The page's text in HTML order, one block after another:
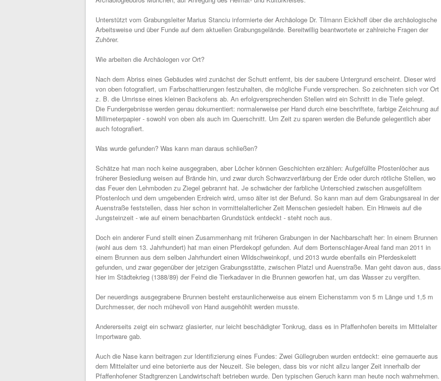
Unterstützt vom Grabungsleiter Marius Stanciu informierte der Archäologe Dr. Tilmann Eickhoff über die archäologische
Arbeitsweise und über Funde auf dem aktuellen Grabungsgelände. Bereitwillig beantwortete er zahlreiche Fragen der
Zuhörer.
Wie arbeiten die Archäologen vor Ort?
Nach dem Abriss eines Gebäudes wird zunächst der Schutt entfernt, bis der saubere Untergrund erscheint. Dieser wird
von oben fotografiert, um Farbschattierungen festzuhalten, die mögliche Funde versprechen. So zeichneten sich vor Ort
z. B. die Umrisse eines kleinen Backofens ab. An erfolgversprechenden Stellen wird ein Schnitt in die Tiefe gelegt.
Die Fundergebnisse werden genau dokumentiert: normalerweise per Hand durch eine beschriftete, farbige Zeichnung auf
Millimeterpapier - sowohl von oben als auch im Querschnitt. Um Zeit zu sparen werden die Befunde gelegentlich aber
auch fotografiert.
Was wurde gefunden? Was kann man daraus schließen?
Schätze hat man noch keine ausgegraben, aber Löcher können Geschichten erzählen: Aufgefüllte Pfostenlöcher aus
früherer Besiedlung weisen auf Brände hin, und zwar durch Schwarzverfärbung der Erde oder durch rötliche Stellen, wo
das Feuer den Lehmboden zu Ziegel gebrannt hat. Je schwächer der farbliche Unterschied zwischen ausgefülltem
Pfostenloch und dem umgebenden Erdreich wird, umso älter ist der Befund. So kann man auf dem Grabungsareal in der
Auenstraße feststellen, dass hier schon in vormittelalterlicher Zeit Menschen gesiedelt haben. Ein Hinweis auf die
Jungsteinzeit - wie auf einem benachbarten Grundstück entdeckt - steht noch aus.
Doch ein anderer Fund stellt einen Zusammenhang mit früheren Grabungen in der Nachbarschaft her: In einem Brunnen
(wohl aus dem 13. Jahrhundert) hat man einen Pferdekopf gefunden. Auf dem Bortenschlager-Areal fand man 2011 in
einem Brunnen aus dem selben Jahrhundert einen Wildschweinkopf, und 2013 wurde ebenfalls ein Pferdeskelett
gefunden, und zwar gegenüber der jetzigen Grabungsstätte, zwischen Platzl und Auenstraße. Man geht davon aus, dass
hier im Städtekrieg (1388/89) der Feind die Tierkadaver in die Brunnen geworfen hat, um das Wasser zu vergiften.
Der neuerdings ausgegrabene Brunnen besteht erstaunlicherweise aus einem Eichenstamm von 5 m Länge und 1,5 m
Durchmesser, der noch mühevoll von Hand ausgehöhlt werden musste.
Andererseits zeigt ein schwarz glasierter, nur leicht beschädigter Tonkrug, dass es in Pfaffenhofen bereits im Mittelalter
Importware gab.
Auch die Nase kann beitragen zur Identifizierung eines Fundes: Zwei Güllegruben wurden entdeckt: eine gemauerte aus
dem Mittelalter und eine betonierte aus der Neuzeit. Sie belegen, dass bis vor nicht allzu langer Zeit innerhalb der
Pfaffenhofener Stadtgrenzen Landwirtschaft betrieben wurde. Den typischen Geruch kann man heute noch wahrnehmen.